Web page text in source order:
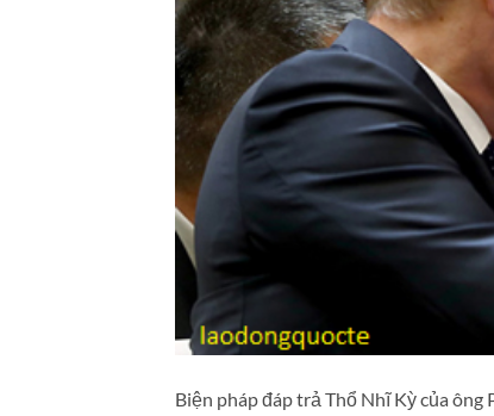
Biện pháp đáp trả Thổ Nhĩ Kỳ của